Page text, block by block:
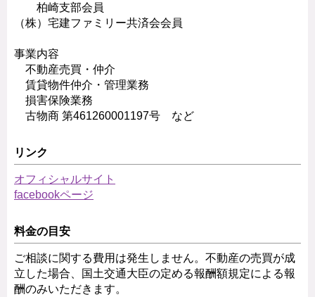
柏崎支部会員
（株）宅建ファミリー共済会会員
事業内容
不動産売買・仲介
賃貸物件仲介・管理業務
損害保険業務
古物商 第461260001197号 など
リンク
オフィシャルサイト
facebookページ
料金の目安
ご相談に関する費用は発生しません。不動産の売買が成
立した場合、国土交通大臣の定める報酬額規定による報
酬のみいただきます。